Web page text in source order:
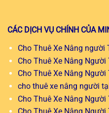
CÁC DỊCH VỤ CHÍNH CỦA
Cho Thuê Xe Nâng người
Cho Thuê Xe Nâng
Cho Thuê Xe Nâng Người
cho thuê xe nâng người
Cho Thuê Xe Nâng Người